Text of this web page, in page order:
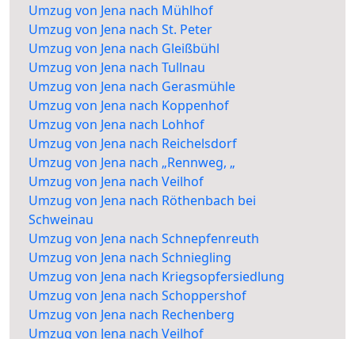
Umzug von Jena nach Mühlhof
Umzug von Jena nach St. Peter
Umzug von Jena nach Gleißbühl
Umzug von Jena nach Tullnau
Umzug von Jena nach Gerasmühle
Umzug von Jena nach Koppenhof
Umzug von Jena nach Lohhof
Umzug von Jena nach Reichelsdorf
Umzug von Jena nach „Rennweg, „
Umzug von Jena nach Veilhof
Umzug von Jena nach Röthenbach bei
Schweinau
Umzug von Jena nach Schnepfenreuth
Umzug von Jena nach Schniegling
Umzug von Jena nach Kriegsopfersiedlung
Umzug von Jena nach Schoppershof
Umzug von Jena nach Rechenberg
Umzug von Jena nach Veilhof